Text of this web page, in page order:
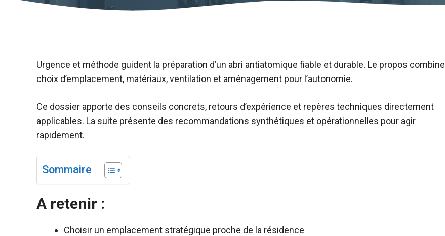
Urgence et méthode guident la préparation d’un abri antiatomique fiable et durable. Le propos combine
choix d’emplacement, matériaux, ventilation et aménagement pour l’autonomie.
Ce dossier apporte des conseils concrets, retours d’expérience et repères techniques directement
applicables. La suite présente des recommandations synthétiques et opérationnelles pour agir
rapidement.
Sommaire
A retenir :
Choisir un emplacement stratégique proche de la résidence